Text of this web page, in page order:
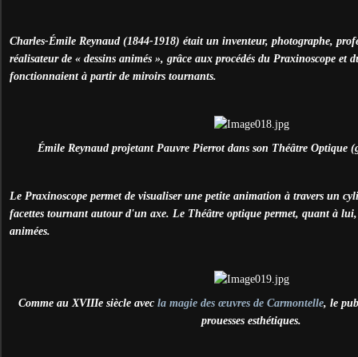
Charles-Émile Reynaud (1844-1918) était un inventeur, photographe,
réalisateur de « dessins animés », grâce aux procédés du Praxinoscope et
fonctionnaient à partir de miroirs tournants.
Émile Reynaud projetant Pauvre Pierrot dans son Théâtre Optique
Le Praxinoscope permet de visualiser une petite animation à travers un
facettes tournant autour d'un axe. Le Théâtre optique permet, quant à lui,
animées.
Comme au XVIIIe siècle avecla magie des œuvres de Carmontelle, le
prouesses esthétiques.